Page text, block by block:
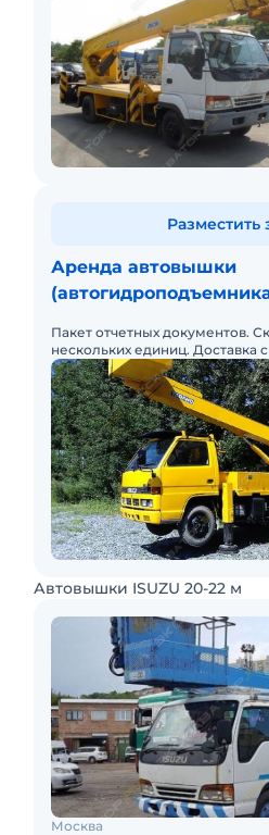
Аренда автовышки
Пакет отчетных документов.
нескольких единиц. Доставка
Разместить
Автовышки ISUZU 20-22 м
Москва